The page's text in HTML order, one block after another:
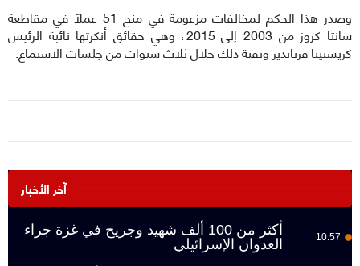
وصدر هذا الحكم لمخالفات مزعومة في منح 51 عملاً في مقاطعة
سانتا كروز من 2003 إلى 2015، وهي حقائق أنكرتها نائبة الرئيس
كريستينا فرنانديز ونفىة ذلك خلال ثلاث سنوات من جلسات الاستماع.
آخر الأخبار
10:57
أكثر من 100 ألف شهيد وجريح في غزة جراء
العدوان الإسرائيلي